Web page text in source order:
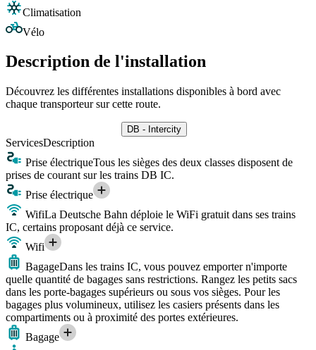
Climatisation
Vélo
Description de l'installation
Découvrez les différentes installations disponibles à bord avec
chaque transporteur sur cette route.
DB - Intercity
ServicesDescription
Prise électriqueTous les sièges des deux classes disposent de
prises de courant sur les trains DB IC.
Prise électrique
WifiLa Deutsche Bahn déploie le WiFi gratuit dans ses trains
IC, certains proposant déjà ce service.
Wifi
BagageDans les trains IC, vous pouvez emporter n'importe
quelle quantité de bagages sans restrictions. Rangez les petits sacs
dans les porte-bagages supérieurs ou sous vos sièges. Pour les
bagages plus volumineux, utilisez les casiers présents dans les
compartiments ou à proximité des portes extérieures.
Bagage